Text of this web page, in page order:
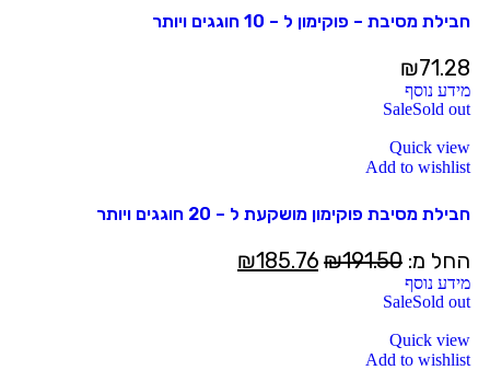
חבילת מסיבת – פוקימון ל – 10 חוגגים ויותר
₪71.28
מידע נוסף
SaleSold out
Quick view
Add to wishlist
חבילת מסיבת פוקימון מושקעת ל – 20 חוגגים ויותר
החל מ: ₪191.50
₪185.76
מידע נוסף
SaleSold out
Quick view
Add to wishlist